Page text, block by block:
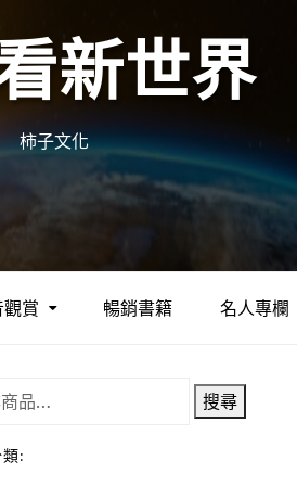
新世界
柿子文化
賞 暢銷書籍 名人專欄
搜尋
: